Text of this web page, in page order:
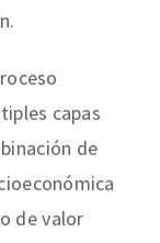
capas
de
de valor